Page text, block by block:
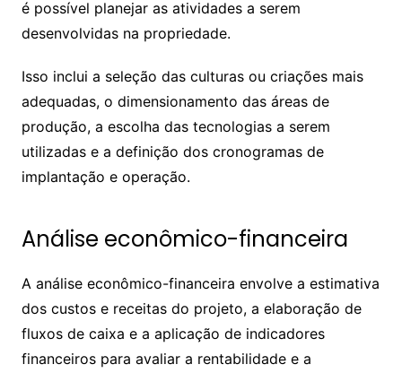
é possível planejar as atividades a serem
desenvolvidas na propriedade.
Isso inclui a seleção das culturas ou criações mais
adequadas, o dimensionamento das áreas de
produção, a escolha das tecnologias a serem
utilizadas e a definição dos cronogramas de
implantação e operação.
Análise econômico-financeira
A análise econômico-financeira envolve a estimativa
dos custos e receitas do projeto, a elaboração de
fluxos de caixa e a aplicação de indicadores
financeiros para avaliar a rentabilidade e a